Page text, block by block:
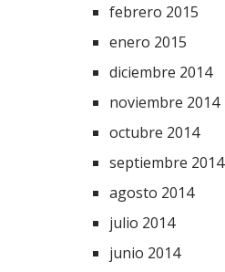
febrero 2015
enero 2015
diciembre 2014
noviembre 2014
octubre 2014
septiembre 2014
agosto 2014
julio 2014
junio 2014